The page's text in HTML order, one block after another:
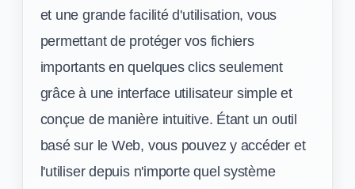
et une grande facilité d'utilisation, vous
permettant de protéger vos fichiers
importants en quelques clics seulement
grâce à une interface utilisateur simple et
conçue de manière intuitive. Étant un outil
basé sur le Web, vous pouvez y accéder et
l'utiliser depuis n'importe quel système